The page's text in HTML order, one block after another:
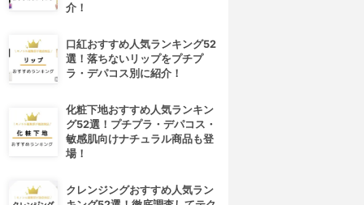
介！
口紅おすすめ人気ランキング52
選！落ちないリップをプチプ
ラ・デパコス別に紹介！
化粧下地おすすめ人気ランキン
グ52選！プチプラ・デパコス・
敏感肌向けナチュラル商品も登
場！
クレンジングおすすめ人気ラン